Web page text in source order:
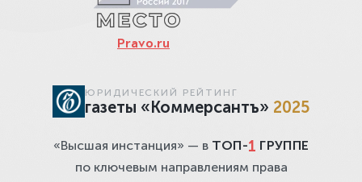
Pravo.ru
ЮРИДИЧЕСКИЙ РЕЙТИНГ
газеты «Коммерсантъ» 2025
«Высшая инстанция» — в ТОП-1 ГРУППЕ
по ключевым направлениям права